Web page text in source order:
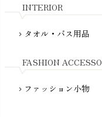
NATURAPURA（ナチ
NewNative（ニューネ
INTERIOR
chevron_right タオル・バス用品
FASHION
chevron_right ファッション小物